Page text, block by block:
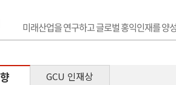
미래산업을 연구하고 글로벌 홍익인재를 양
GCU 인재상